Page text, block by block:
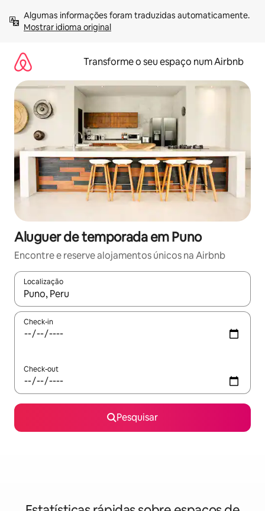
para
Mostrar idioma original
Transforme o seu espaço num Airbnb
Aluguer de temporada em Puno
Encontre e reserve alojamentos únicos na Airbnb
Localização
Quando os resultados estiverem disponíveis, navegue com
Check-in
Check-out
Pesquisar